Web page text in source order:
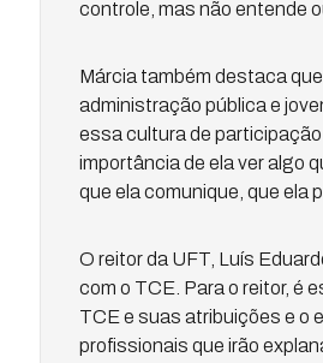
controle, mas não entende
Márcia também destaca
administração pública e
essa cultura de
importância de ela ver algo
que ela comunique, que ela
O reitor da UFT, Luís
com o TCE. Para o reitor, é
TCE e suas atribuições e o
profissionais que irão